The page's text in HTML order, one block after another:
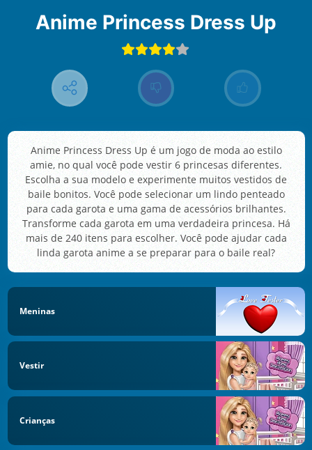
Anime Princess Dress Up
Anime Princess Dress Up é um jogo de moda ao estilo
amie, no qual você pode vestir 6 princesas diferentes.
Escolha a sua modelo e experimente muitos vestidos de
baile bonitos. Você pode selecionar um lindo penteado
para cada garota e uma gama de acessórios brilhantes.
Transforme cada garota em uma verdadeira princesa. Há
mais de 240 itens para escolher. Você pode ajudar cada
linda garota anime a se preparar para o baile real?
Meninas
Vestir
Crianças